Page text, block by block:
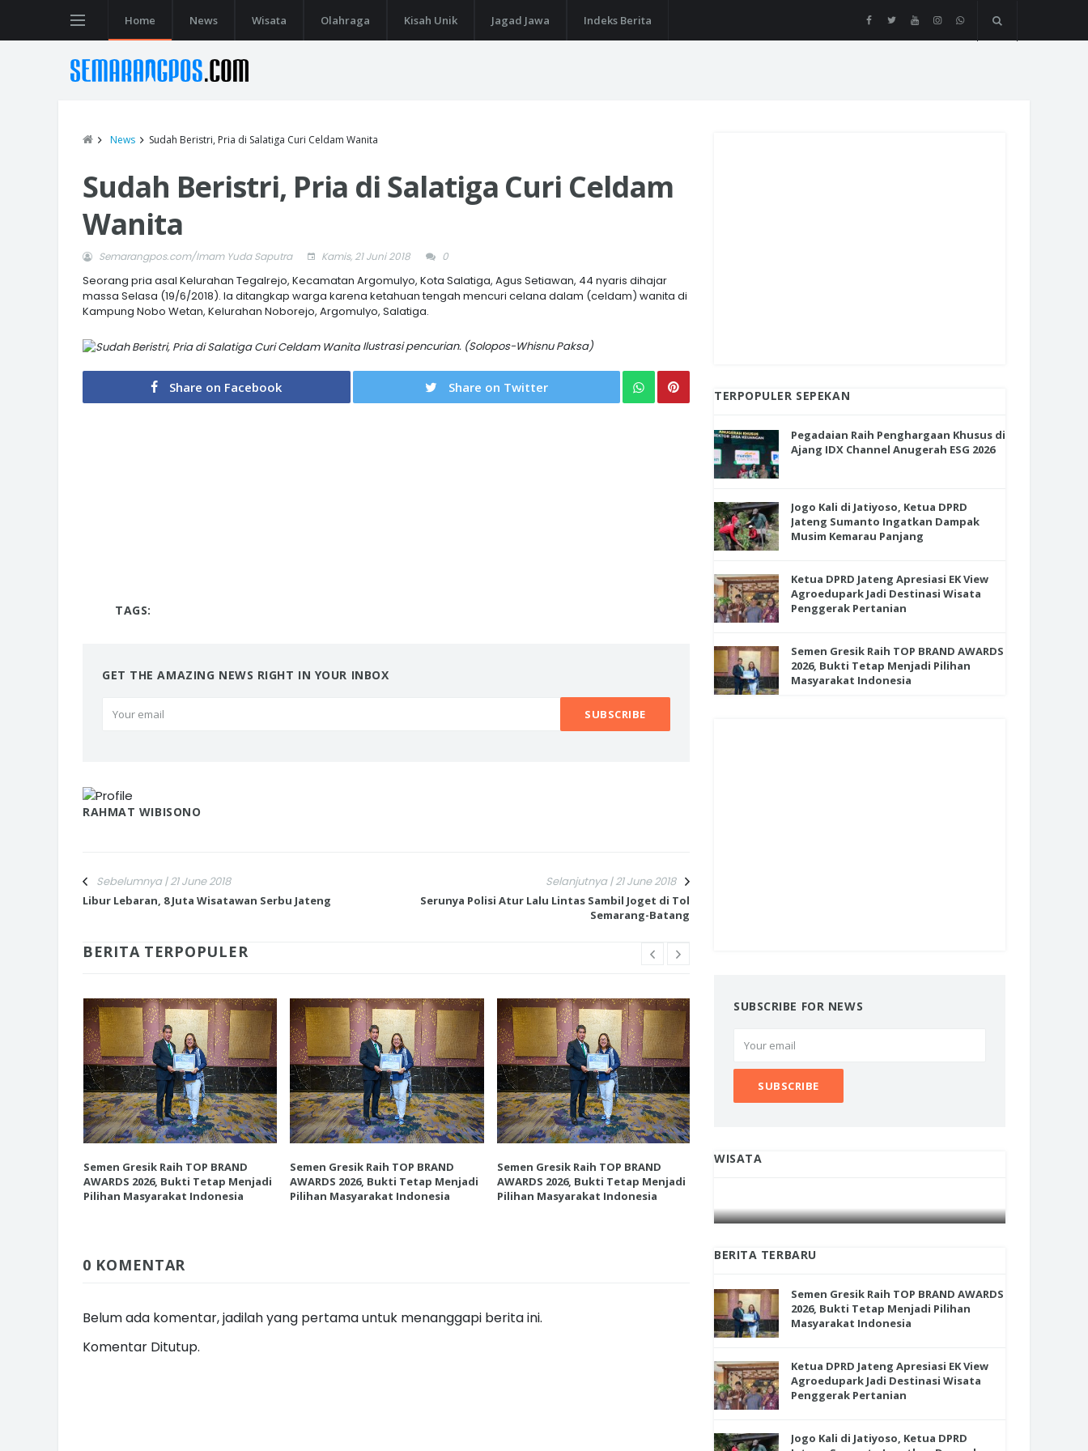
Home News Wisata Olahraga Kisah Unik Jagad Jawa Indeks Berita
News Sudah Beristri, Pria di Salatiga Curi Celdam Wanita
Sudah Beristri, Pria di Salatiga Curi Celdam
Wanita
Semarangpos.com/Imam Yuda Saputra Kamis, 21 Juni 2018 0
Seorang pria asal Kelurahan Tegalrejo, Kecamatan Argomulyo, Kota Salatiga, Agus Setiawan, 44 nyaris dihajar
massa Selasa (19/6/2018). Ia ditangkap warga karena ketahuan tengah mencuri celana dalam (celdam) wanita di
Kampung Nobo Wetan, Kelurahan Noborejo, Argomulyo, Salatiga.
Ilustrasi pencurian. (Solopos-Whisnu Paksa)
Share on Facebook Share on Twitter
TAGS:
GET THE AMAZING NEWS RIGHT IN YOUR INBOX
RAHMAT WIBISONO
Sebelumnya | 21 June 2018
Libur Lebaran, 8 Juta Wisatawan Serbu Jateng
Selanjutnya | 21 June 2018
Serunya Polisi Atur Lalu Lintas Sambil Joget di Tol
Semarang-Batang
BERITA TERPOPULER
Semen Gresik Raih TOP BRAND
AWARDS 2026, Bukti Tetap Menjadi
Pilihan Masyarakat Indonesia
Semen Gresik Raih TOP BRAND
AWARDS 2026, Bukti Tetap Menjadi
Pilihan Masyarakat Indonesia
Semen Gresik Raih TOP BRAND
AWARDS 2026, Bukti Tetap Menjadi
Pilihan Masyarakat Indonesia
Semen Gresik Raih TOP BRAND
0 KOMENTAR
Belum ada komentar, jadilah yang pertama untuk menanggapi berita ini.
Komentar Ditutup.
TERPOPULER SEPEKAN
Pegadaian Raih Penghargaan Khusus di
Ajang IDX Channel Anugerah ESG 2026
Jogo Kali di Jatiyoso, Ketua DPRD
Jateng Sumanto Ingatkan Dampak
Musim Kemarau Panjang
Ketua DPRD Jateng Apresiasi EK View
Agroedupark Jadi Destinasi Wisata
Penggerak Pertanian
Semen Gresik Raih TOP BRAND AWARDS
2026, Bukti Tetap Menjadi Pilihan
Masyarakat Indonesia
SUBSCRIBE FOR NEWS
WISATA
INI CARA UMAT KRISTIANI SALATIGA
JAGA KERUKUNAN SAMBUT NATAL
INI CARA UMAT KRISTIANI SALATIGA
JAGA KERUKUNAN SAMBUT NATAL
BERITA TERBARU
Semen Gresik Raih TOP BRAND AWARDS
2026, Bukti Tetap Menjadi Pilihan
Masyarakat Indonesia
Ketua DPRD Jateng Apresiasi EK View
Agroedupark Jadi Destinasi Wisata
Penggerak Pertanian
Jogo Kali di Jatiyoso, Ketua DPRD